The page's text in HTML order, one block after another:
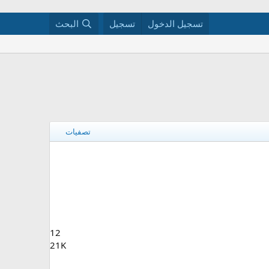
تسجيل الدخول تسجيل البحث
تصفيات
12
21K